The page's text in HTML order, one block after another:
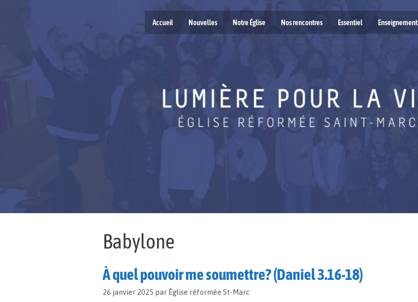
Accueil Nouvelles Notre Église Nos rencontres Essentiel Enseignement
Babylone
À quel pouvoir me soumettre? (Daniel 3.16-18)
26 janvier 2025 par Église réformée St-Marc